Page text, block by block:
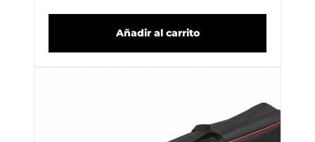
Añadir al carrito